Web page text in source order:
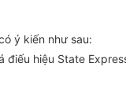
ý kiến như sau:
hiệu State